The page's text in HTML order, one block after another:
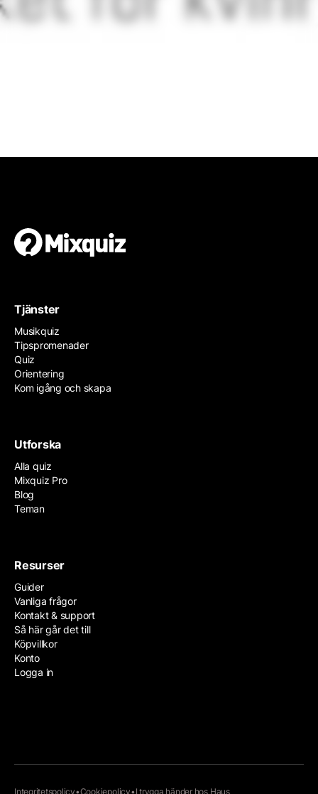
Tjänster
Musikquiz
Tipspromenader
Quiz
Orientering
Kom igång och skapa
Utforska
Alla quiz
Mixquiz Pro
Blog
Teman
Resurser
Guider
Vanliga frågor
Kontakt & support
Så här går det till
Köpvillkor
Konto
Logga in
Integritetspolicy•Cookiepolicy•I trygga händer hos Haus